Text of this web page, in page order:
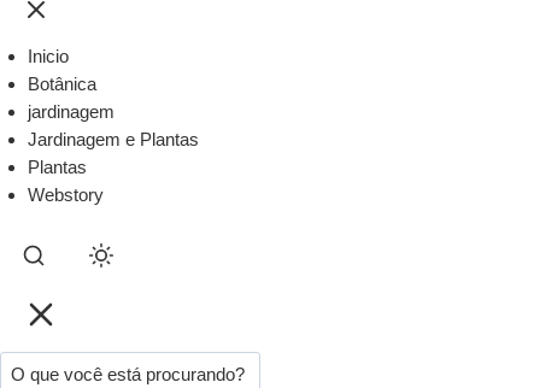
Inicio
Botânica
jardinagem
Jardinagem e Plantas
Plantas
Webstory